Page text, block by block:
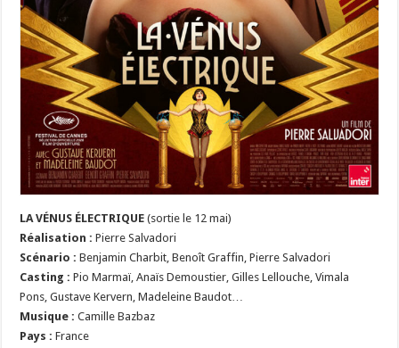
LA VÉNUS ÉLECTRIQUE(sortie le 12 mai)
Réalisation :Pierre Salvadori
Scénario: Benjamin Charbit, Benoît Graffin, Pierre Salvadori
Casting :Pio Marmaï, Anaïs Demoustier, Gilles Lellouche, Vimala
Pons, Gustave Kervern, Madeleine Baudot…
Musique :Camille Bazbaz
Pays : France